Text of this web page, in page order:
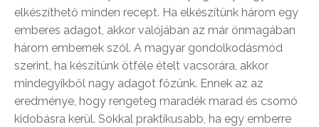
elkészíthető minden recept. Ha elkészítünk három egy
emberes adagot, akkor valójában az már önmagában
három embernek szól. A magyar gondolkodásmód
szerint, ha készítünk ötféle ételt vacsorára, akkor
mindegyikből nagy adagot főzünk. Ennek az az
eredménye, hogy rengeteg maradék marad és csomó
kidobásra kerül. Sokkal praktikusabb, ha egy emberre